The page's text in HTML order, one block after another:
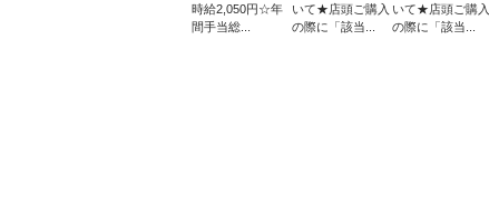
時給2,050円☆年
間手当総...
いて★店頭ご購入
の際に「該当...
いて★店頭ご購入
の際に「該当...